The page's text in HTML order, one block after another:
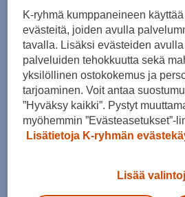
Koko
35 35,5 36 36,5
39
K-ryhmä kumppaneineen
evästeitä, joiden avulla
tavalla. Lisäksi evästeiden
palveluiden tehokkuutta sekä
yksilöllinen ostokokemus ja
tarjoaminen. Voit antaa
”Hyväksy kaikki”. Pystyt
myöhemmin ”Evästeasetukset”-
Lisätietoja K-ryhmän
Lisää